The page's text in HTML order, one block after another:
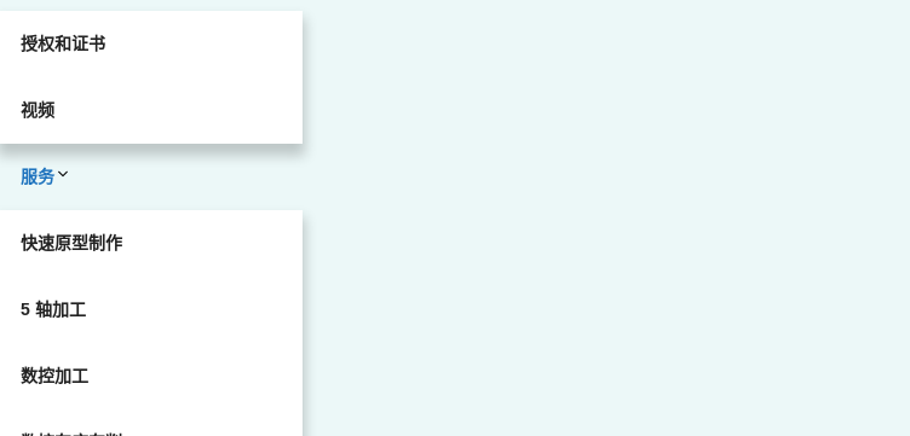
授权和证书
视频
服务
快速原型制作
5 轴加工
数控加工